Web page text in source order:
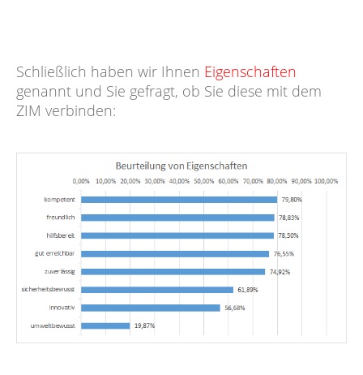
Schließlich haben wir Ihnen Eigenschaften
genannt und Sie gefragt, ob Sie diese mit dem
ZIM verbinden: